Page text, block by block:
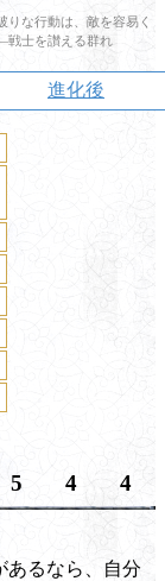
りな行動は、敵を容易く
戦士を讃える群れ
進化後
5 4 4
あるなら、自分